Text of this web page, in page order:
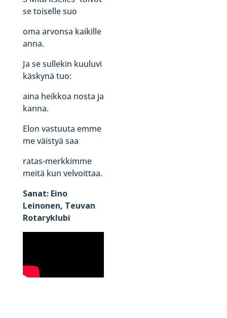
se toiselle suo
oma arvonsa kaikille
anna.
Ja se sullekin kuuluvi
käskynä tuo:
aina heikkoa nosta ja
kanna.
Elon vastuuta emme
me väistyä saa
ratas-merkkimme
meitä kun velvoittaa.
Sanat: Eino
Leinonen, Teuvan
Rotaryklubi